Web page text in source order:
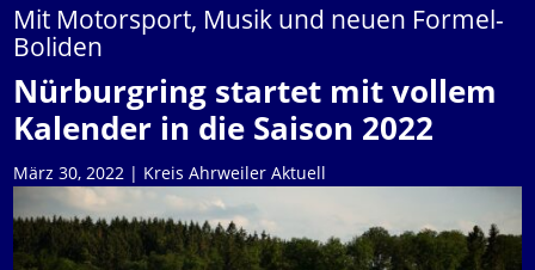
Mit Motorsport, Musik und neuen Formel-
Boliden
Nürburgring startet mit vollem
Kalender in die Saison 2022
März 30, 2022 | Kreis Ahrweiler Aktuell